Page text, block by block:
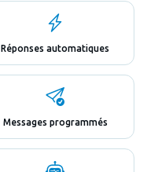
Réponses automatiques
Messages programmés